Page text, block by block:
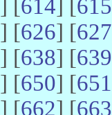
] [614] [615
] [626] [627
] [638] [639
] [650] [651
] [662] [663